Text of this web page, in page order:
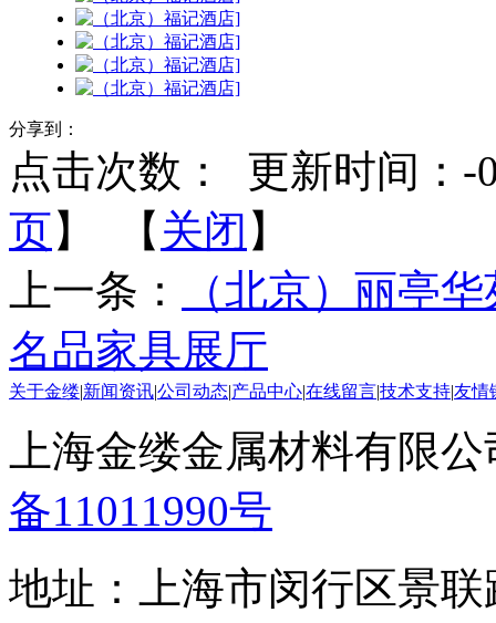
分享到：
点击次数：
更新时间：-
页】 【 关闭 】
上一条：
（北京）丽亭
名品家具展厅
关于金缕|新闻资讯|公司动态|产品中心|在线留言|技术支持|友情
上海金缕金属材料有限
备11011990号
地址：上海市闵行区景